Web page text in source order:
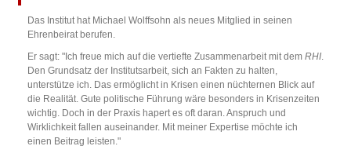
Das Institut hat Michael Wolffsohn als neues Mitglied in seinen
Ehrenbeirat berufen.
Er sagt: "Ich freue mich auf die vertiefte Zusammenarbeit mit dem RHI.
Den Grundsatz der Institutsarbeit, sich an Fakten zu halten,
unterstütze ich. Das ermöglicht in Krisen einen nüchternen Blick auf
die Realität. Gute politische Führung wäre besonders in Krisenzeiten
wichtig. Doch in der Praxis hapert es oft daran. Anspruch und
Wirklichkeit fallen auseinander. Mit meiner Expertise möchte ich
einen Beitrag leisten."